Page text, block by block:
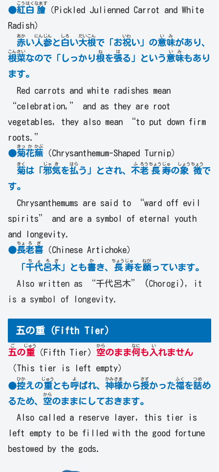
●紅
こう
白
はく
膾
なます
（Pickled Julienned Carrot and White
Radish）
赤
あか
い人
にん
参
じん
と 白
しろ
い大
だい
根
こん
で「お祝
いわ
い」の意
い
味
み
があり、
根
こん
菜
さい
なので「しっかり根
ね
を張
は
る」という意
い
味
み
もあり
ます。
Red carrots and white radishes mean
“celebration,” and as they are root
vegetables, they also mean “to put down firm
roots.”
●菊
きっ
花
か
蕪
かぶ
（Chrysanthemum-Shaped Turnip）
菊
きく
は 「邪
じゃ
気
き
を払
はら
う」とされ、 不
ふ
老
ろう
長
ちょう
寿
じゅ
の象
しょう
徴
ちょう
で
す。
Chrysanthemums are said to “ward off evil
spirits” and are a symbol of eternal youth
and longevity.
●長
ちょ
老
ろ
喜
ぎ
（Chinese Artichoke）
「千
ち
代
ょ
呂
ろ
木
ぎ
」とも書
か
き、 長
ちょう
寿
じゅ
を願
ねが
っています。
Also written as “千代呂木” (Chorogi), it
is a symbol of longevity.
五の重（Fifth Tier）
五
ご
の重
じゅう
（Fifth Tier） 空
から
のまま何
なに
も 入
い
れません
（This tier is left empty）
●控
ひか
えの重
じゅう
とも呼
よ
ばれ、 神
かみ
様
さま
から授
さず
かった福
ふく
を詰
つめ
め
るため、 空
から
のままにしておきます。
Also called a reserve layer, this tier is
left empty to be filled with the good fortune
bestowed by the gods.